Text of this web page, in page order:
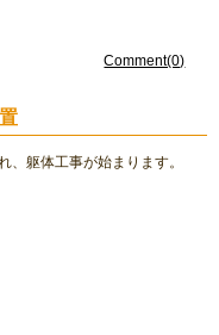
Comment(0)
、躯体工事が始まります。